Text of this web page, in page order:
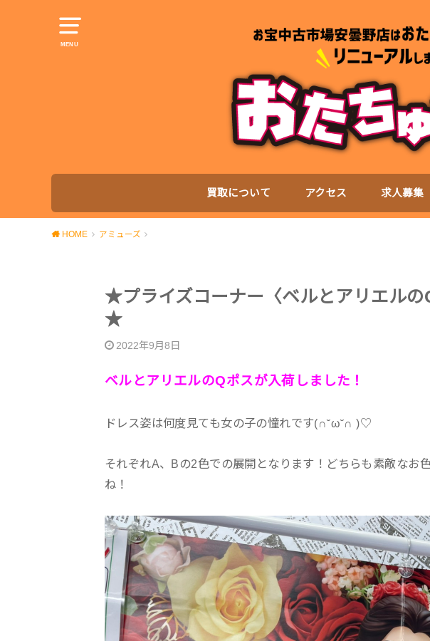
MENU
買取について アクセス 求人募集
HOME アミューズ
★プライズコーナー〈ベルとアリエルの
★
2022年9月8日
ベルとアリエルのQポスが入荷しました！
ドレス姿は何度見ても女の子の憧れです(∩˘ω˘∩ )♡
それぞれA、Bの2色での展開となります！どちらも素敵なお
ね！